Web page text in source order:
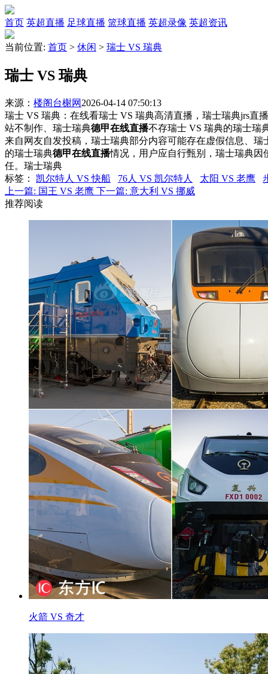
首页 英超直播 足球直播 篮球直播 英超录像 英超资讯
当前位置: 首页 > 休闲 > 瑞士 VS 瑞典
瑞士 VS 瑞典
来源： 楼阁台榭网 2026-04-14 07:50:13
瑞士 VS 瑞典：在线看瑞士 VS 瑞典高清直播，瑞士瑞典jrs直
站不制作、瑞士瑞典德甲在线直播不存瑞士 VS 瑞典的瑞士瑞
来自网友自发投稿，瑞士瑞典部分内容可能存在虚假信息、
的瑞士瑞典德甲在线直播情况，用户应自行甄别，瑞士瑞典
任。瑞士瑞典
标签 ： 凯尔特人 VS 快船 76人 VS 凯尔特人 太阳 VS 老鹰
上一篇: 国王 VS 老鹰 下一篇: 意大利 VS 挪威
推荐阅读
火箭 VS 奇才